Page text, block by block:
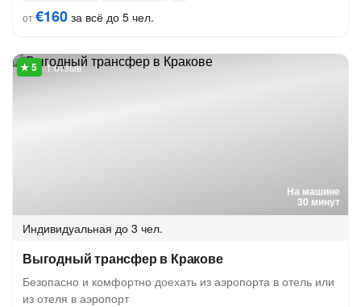
от€160 за всё до 5 чел.
На машине
30 минут
1 отзыв
Индивидуальная до 3 чел.
Выгодный трансфер в Кракове
Безопасно и комфортно доехать из аэропорта в отель или
из отеля в аэропорт